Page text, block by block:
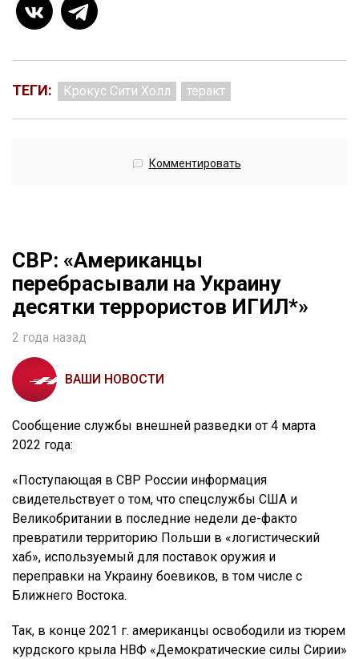
ТЕГИ: Крокус Сити Холл теракт
Комментировать
СВР: «Американцы
перебрасывали на Украину
десятки террористов ИГИЛ*»
2 года назад
ВАШИ НОВОСТИ
Сообщение службы внешней разведки от 4 марта
2022 года:
«Поступающая в СВР России информация
свидетельствует о том, что спецслужбы США и
Великобритании в последние недели де-факто
превратили территорию Польши в «логистический
хаб», используемый для поставок оружия и
переправки на Украину боевиков, в том числе с
Ближнего Востока.
Так, в конце 2021 г. американцы освободили из тюрем
курдского крыла НВФ «Демократические силы Сирии»